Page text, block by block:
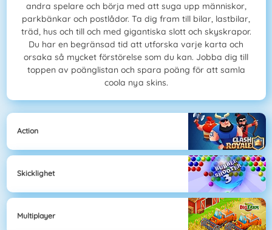
andra spelare och börja med att suga upp människor,
parkbänkar och postlådor. Ta dig fram till bilar, lastbilar,
träd, hus och till och med gigantiska slott och skyskrapor.
Du har en begränsad tid att utforska varje karta och
orsaka så mycket förstörelse som du kan. Jobba dig till
toppen av poänglistan och spara poäng för att samla
coola nya skins.
Action
Skicklighet
Multiplayer